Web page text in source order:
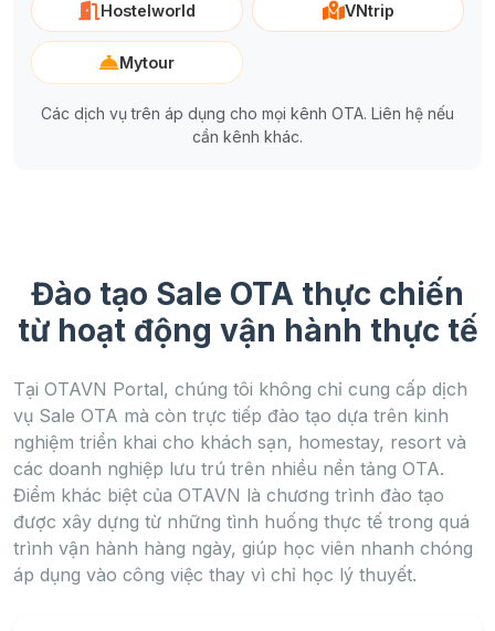
Hostelworld VNtrip
Mytour
Các dịch vụ trên áp dụng cho mọi kênh OTA. Liên hệ nếu
cần kênh khác.
Đào tạo Sale OTA thực chiến
từ hoạt động vận hành thực tế
Tại OTAVN Portal, chúng tôi không chỉ cung cấp dịch
vụ Sale OTA mà còn trực tiếp đào tạo dựa trên kinh
nghiệm triển khai cho khách sạn, homestay, resort và
các doanh nghiệp lưu trú trên nhiều nền tảng OTA.
Điểm khác biệt của OTAVN là chương trình đào tạo
được xây dựng từ những tình huống thực tế trong quá
trình vận hành hàng ngày, giúp học viên nhanh chóng
áp dụng vào công việc thay vì chỉ học lý thuyết.